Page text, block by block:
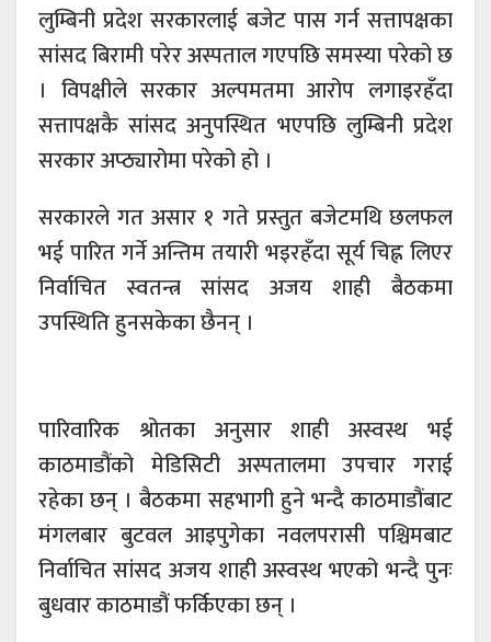
लुम्बिनी प्रदेश सरकारलाई बजेट पास गर्न सत्तापक्षका
सांसद बिरामी परेर अस्पताल गएपछि समस्या परेको छ
। विपक्षीले सरकार अल्पमतमा आरोप लगाइरहँदा
सत्तापक्षकै सांसद अनुपस्थित भएपछि लुम्बिनी प्रदेश
सरकार अप्ठ्यारोमा परेको हो ।
सरकारले गत असार १ गते प्रस्तुत बजेटमथि छलफल
भई पारित गर्ने अन्तिम तयारी भइरहँदा सूर्य चिह्न लिएर
निर्वाचित स्वतन्त्र सांसद अजय शाही बैठकमा
उपस्थिति हुनसकेका छैनन् ।
पारिवारिक श्रोतका अनुसार शाही अस्वस्थ भई
काठमाडौंको मेडिसिटी अस्पतालमा उपचार गराई
रहेका छन् । बैठकमा सहभागी हुने भन्दै काठमाडौंबाट
मंगलबार बुटवल आइपुगेका नवलपरासी पश्चिमबाट
निर्वाचित सांसद अजय शाही अस्वस्थ भएको भन्दै पुनः
बुधवार काठमाडौं फर्किएका छन् ।